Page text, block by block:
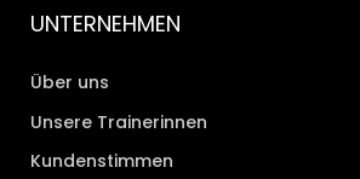
UNTERNEHMEN
Über uns
Unsere Trainerinnen
Kundenstimmen